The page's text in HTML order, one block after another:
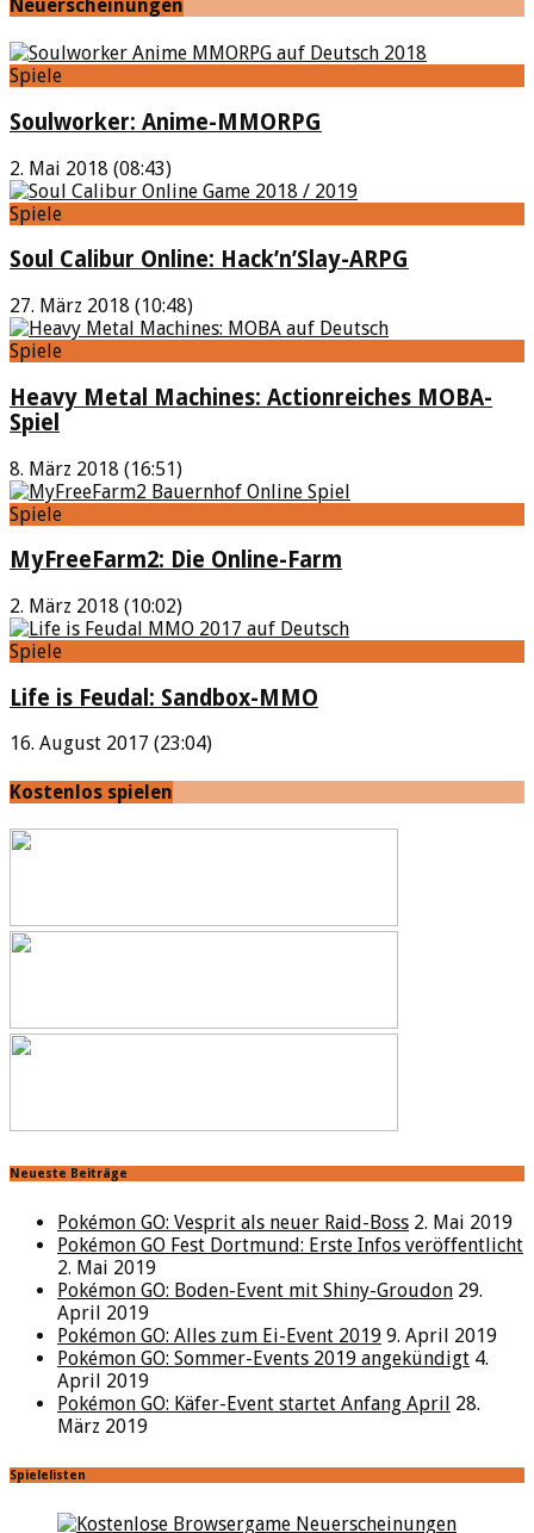
Neuerscheinungen
Spiele
Soulworker: Anime-MMORPG
2. Mai 2018 (08:43)
Spiele
Soul Calibur Online: Hack’n’Slay-ARPG
27. März 2018 (10:48)
Spiele
Heavy Metal Machines: Actionreiches MOBA-
Spiel
8. März 2018 (16:51)
Spiele
MyFreeFarm2: Die Online-Farm
2. März 2018 (10:02)
Spiele
Life is Feudal: Sandbox-MMO
16. August 2017 (23:04)
Kostenlos spielen
Neueste Beiträge
Pokémon GO: Vesprit als neuer Raid-Boss 2. Mai 2019
Pokémon GO Fest Dortmund: Erste Infos veröffentlicht
2. Mai 2019
Pokémon GO: Boden-Event mit Shiny-Groudon 29.
April 2019
Pokémon GO: Alles zum Ei-Event 2019 9. April 2019
Pokémon GO: Sommer-Events 2019 angekündigt 4.
April 2019
Pokémon GO: Käfer-Event startet Anfang April 28.
März 2019
Spielelisten